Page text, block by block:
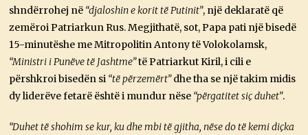
shndërrohej në “djaloshin e korit të Putinit”, një deklaratë që
zemëroi Patriarkun Rus. Megjithatë, sot, Papa pati një bisedë
15-minutëshe me Mitropolitin Antony të Volokolamsk,
“Ministri i Punëve të Jashtme”të Patriarkut Kiril, i cili e
përshkroi bisedën si “të përzemërt”dhe tha se një takim midis
dy liderëve fetarë është i mundur nëse “përgatitet siç duhet”.
“Duhet të shohim se kur, ku dhe mbi të gjitha, nëse do të kemi diçka